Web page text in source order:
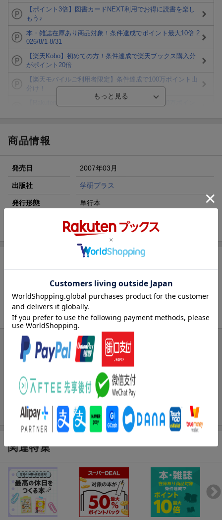
【ポイント3倍】図書カードNEXT利用でお得に読書を楽し
もう♪
本・雑誌在庫あり商品対象！条件達成でポイント最大10倍 2
026/8/1-8/31
【楽天Kobo】初めての方！条件達成で楽天ブックス購入分
がポイント20倍
【楽天モバイルご利用者限定】条件達成で100万ポイント山
分け！
が当たる！
条件達成で楽天限定・宝塚歌劇 宙組貸切公演ペアチケット
が当たる
エントリー＆条件達成で『鬼滅の刃』オリジナルきんちゃく
袋が当たる！
商品情報
発売日 2007年03月
出版社 学研プラス
発行形態 単行本
9784057501383
商品レビュー
ブックスのレビュー
まだレビューがありません。
関連特集